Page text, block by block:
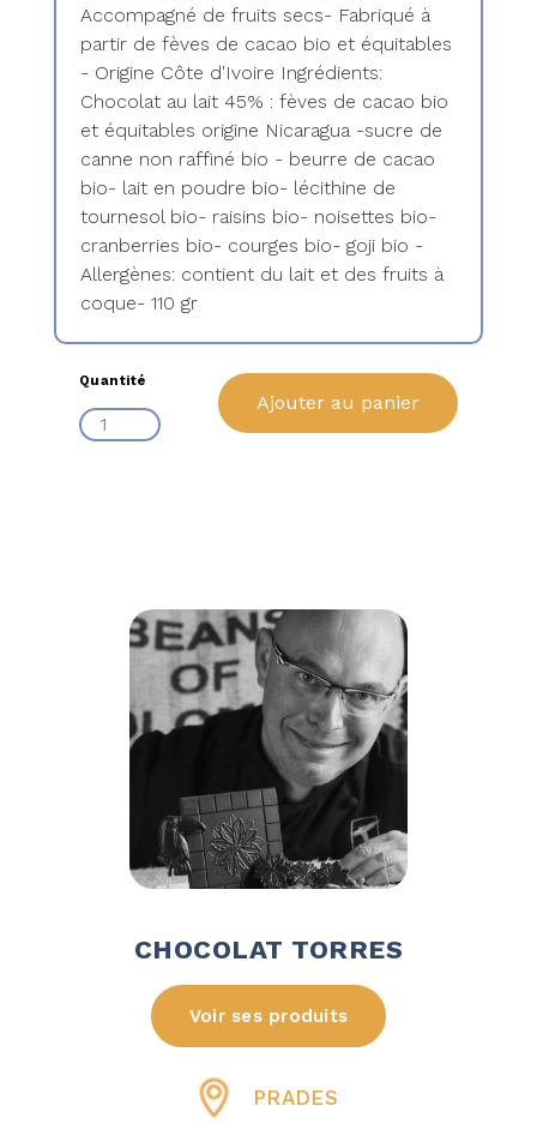
Accompagné de fruits secs- Fabriqué à
partir de fèves de cacao bio et équitables
- Origine Côte d'Ivoire Ingrédients:
Chocolat au lait 45% : fèves de cacao bio
et équitables origine Nicaragua -sucre de
canne non raffiné bio - beurre de cacao
bio- lait en poudre bio- lécithine de
tournesol bio- raisins bio- noisettes bio-
cranberries bio- courges bio- goji bio -
Allergènes: contient du lait et des fruits à
coque- 110 gr
Quantité
Ajouter au panier
CHOCOLAT TORRES
Voir ses produits
PRADES